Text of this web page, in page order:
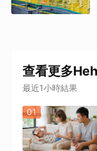
查看更多
最近1小時結果
01